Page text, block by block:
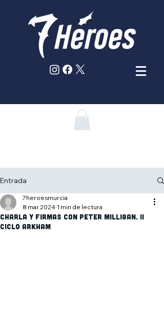
Entrada
Charla y firmas con PETER MILLIGAN. II
Ciclo Arkham
7heroesmurcia
8 mar 2024 1 min de lectura